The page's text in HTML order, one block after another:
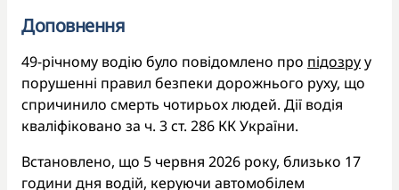
Доповнення
49-річному водію було повідомлено про підозруу
порушенні правил безпеки дорожнього руху, що
спричинило смерть чотирьох людей. Дії водія
кваліфіковано за ч. 3 ст. 286 КК України.
Встановлено, що 5 червня 2026 року, близько 17
години дня водій, керуючи автомобілем